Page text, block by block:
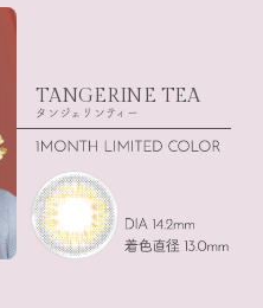
TANGERINE TEA
タンジェリンティー